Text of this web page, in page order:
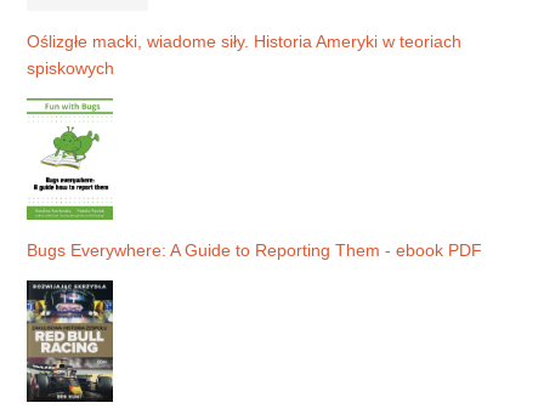
Oślizgłe macki, wiadome siły. Historia Ameryki w teoriach
spiskowych
Bugs Everywhere: A Guide to Reporting Them - ebook PDF